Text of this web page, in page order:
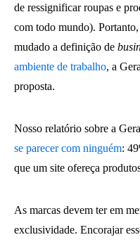
de ressignificar roupas e
com todo mundo).
mudado a definição de
ambiente de trabalho, a
proposta.
Nosso relatório sobre a
se parecer com ninguém:
que um site ofereça
As marcas devem ter em
exclusividade. Encorajar